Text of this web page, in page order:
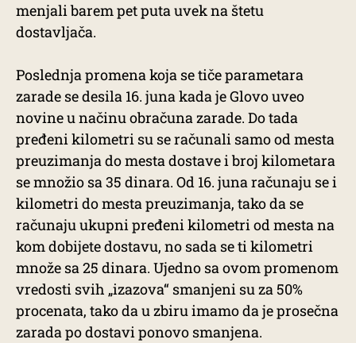
menjali barem pet puta uvek na štetu
dostavljača.
Poslednja promena koja se tiče parametara
zarade se desila 16. juna kada je Glovo uveo
novine u načinu obračuna zarade. Do tada
pređeni kilometri su se računali samo od mesta
preuzimanja do mesta dostave i broj kilometara
se množio sa 35 dinara. Od 16. juna računaju se i
kilometri do mesta preuzimanja, tako da se
računaju ukupni pređeni kilometri od mesta na
kom dobijete dostavu, no sada se ti kilometri
množe sa 25 dinara. Ujedno sa ovom promenom
vredosti svih „izazova“ smanjeni su za 50%
procenata, tako da u zbiru imamo da je prosečna
zarada po dostavi ponovo smanjena.